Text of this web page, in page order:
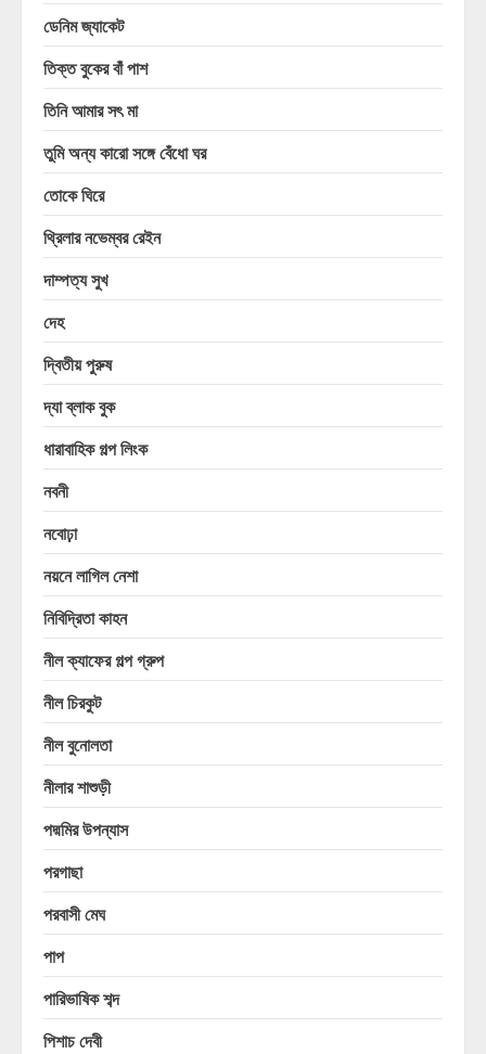
ডেনিম জ্যাকেট
তিক্ত বুকের বাঁ পাশ
তিনি আমার সৎ মা
তুমি অন্য কারো সঙ্গে বেঁধো ঘর
তোকে ঘিরে
থ্রিলার নভেম্বর রেইন
দাম্পত্য সুখ
দেহ
দ্বিতীয় পুরুষ
দ্যা ব্লাক বুক
ধারাবাহিক গল্প লিংক
নবনী
নবোঢ়া
নয়নে লাগিল নেশা
নিবিদ্রিতা কাহন
নীল ক্যাফের গল্প গ্রুপ
নীল চিরকুট
নীল বুনোলতা
নীলার শাশুড়ী
পদ্মমির উপন্যাস
পরগাছা
পরবাসী মেঘ
পাপ
পারিভাষিক শব্দ
পিশাচ দেবী